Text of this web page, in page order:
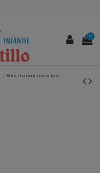
0
Botas barfoot con velcro